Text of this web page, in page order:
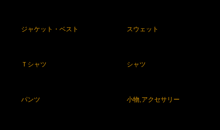
ジャケット・ベスト スウェット
Ｔシャツ シャツ
パンツ 小物,アクセサリー